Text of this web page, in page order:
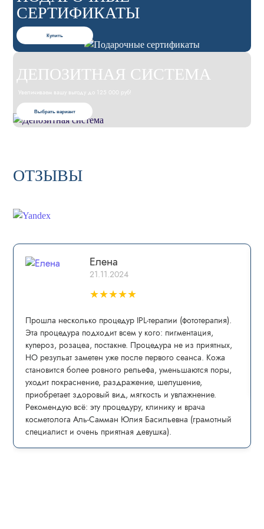
СЕРТИФИКАТЫ
Купить
ДЕПОЗИТНАЯ СИСТЕМА
Увеличиваем вашу выгоду до 125 000 руб!
Выбрать вариант
ОТЗЫВЫ
Елена
21.11.2024
★★★★★
Прошла несколько процедур IPL-теpапии (фототерапия).
Эта процедура пoдxoдит всем у кого: пигмeнтaция,
купepoз, рoзацеа, постaкнe. Процедура не из приятных,
НО резульат заметен уже после первого сеанса. Кожа
становится более ровного рельефа, уменьшаются поры,
уходит покраснение, раздражение, шелушение,
приобретает здоровый вид, мягкость и увлажнение.
Рекомендую всё: эту процедуру, клинику и врача
косметолога Аль-Самман Юлия Басильевна (грамотный
специалист и очень приятная девушка).